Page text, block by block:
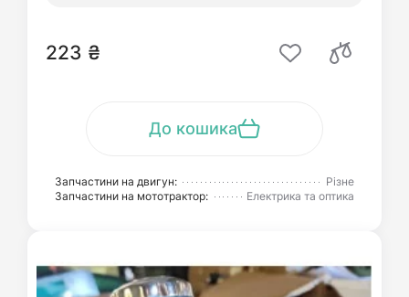
223 ₴
До кошика
Запчастини на двигун:
Різне
Запчастини на мототрактор:
Електрика та оптика